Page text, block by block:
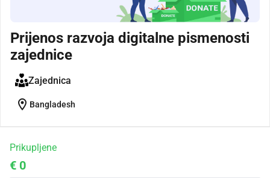
Prijenos razvoja digitalne pismenosti
zajednice
Zajednica
location_on Bangladesh
Prikupljene
€ 0